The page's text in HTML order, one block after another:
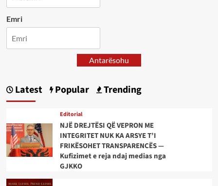
Emri
Antarësohu
Latest Popular Trending
Editorial
NJË DREJTËSI QË VEPRON ME
INTEGRITET NUK KA ARSYE T’I
FRIKËSOHET TRANSPARENCËS —
Kufizimet e reja ndaj medias nga
GJKKO